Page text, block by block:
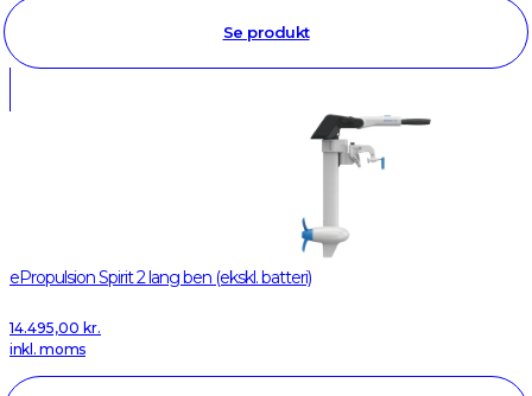
Se produkt
ePropulsion Spirit 2 lang ben (ekskl. batteri)
14.495,00 kr.
inkl. moms